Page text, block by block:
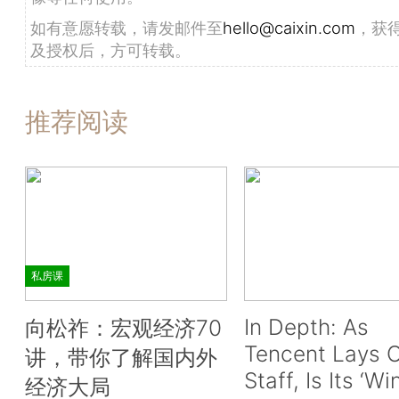
如有意愿转载，请发邮件至hello@caixin.com ，获
及授权后，方可转载。
推荐阅读
私房课
向松祚：宏观经济70
讲，带你了解国内外
经济大局
In Depth: As
Tencent Lays
Staff, Is Its